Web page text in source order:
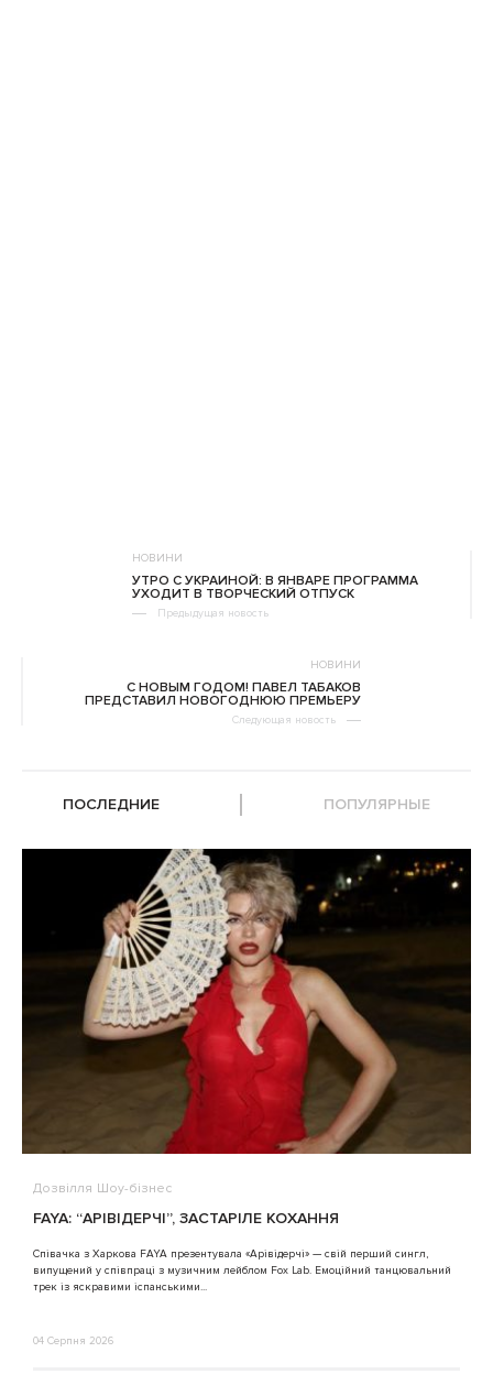
НОВИНИ
УТРО С УКРАИНОЙ: В ЯНВАРЕ ПРОГРАММА
УХОДИТ В ТВОРЧЕСКИЙ ОТПУСК
Предыдущая новость
НОВИНИ
С НОВЫМ ГОДОМ! ПАВЕЛ ТАБАКОВ
ПРЕДСТАВИЛ НОВОГОДНЮЮ ПРЕМЬЕРУ
Следующая новость
ПОСЛЕДНИЕ ПОПУЛЯРНЫЕ
Дозвілля Шоу-бізнес
FAYA: “АРІВІДЕРЧІ”, ЗАСТАРІЛЕ КОХАННЯ
Співачка з Харкова FAYA презентувала «Арівідерчі» — свій перший сингл,
випущений у співпраці з музичним лейблом Fox Lab. Емоційний танцювальний
трек із яскравими іспанськими...
04 Серпня 2026